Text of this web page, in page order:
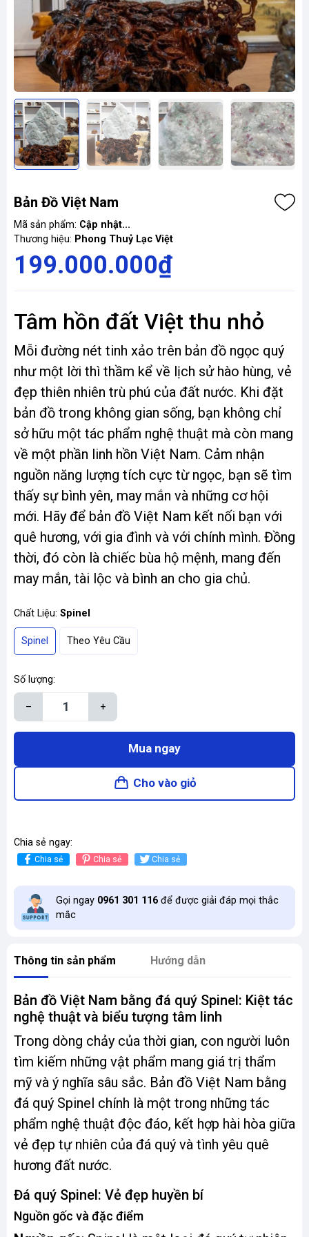
Bản Đồ Việt Nam
Mã sản phẩm: Cập nhật...
Thương hiệu: Phong Thuỷ Lạc Việt
199.000.000₫
Tâm hồn đất Việt thu nhỏ
Mỗi đường nét tinh xảo trên bản đồ ngọc quý
như một lời thì thầm kể về lịch sử hào hùng, vẻ
đẹp thiên nhiên trù phú của đất nước. Khi đặt
bản đồ trong không gian sống, bạn không chỉ
sở hữu một tác phẩm nghệ thuật mà còn mang
về một phần linh hồn Việt Nam. Cảm nhận
nguồn năng lượng tích cực từ ngọc, bạn sẽ tìm
thấy sự bình yên, may mắn và những cơ hội
mới. Hãy để bản đồ Việt Nam kết nối bạn với
quê hương, với gia đình và với chính mình. Đồng
thời, đó còn là chiếc bùa hộ mệnh, mang đến
may mắn, tài lộc và bình an cho gia chủ.
Chất Liệu: Spinel
Spinel Theo Yêu Cầu
Số lượng:
– +
Mua ngay
Cho vào giỏ
Chia sẻ ngay:
Chia sẻ Chia sẻ Chia sẻ
Gọi ngay 0961 301 116 để được giải đáp mọi thắc
mắc
Thông tin sản phẩm Hướng dẫn
Bản đồ Việt Nam bằng đá quý Spinel: Kiệt tác
nghệ thuật và biểu tượng tâm linh
Trong dòng chảy của thời gian, con người luôn
tìm kiếm những vật phẩm mang giá trị thẩm
mỹ và ý nghĩa sâu sắc. Bản đồ Việt Nam bằng
đá quý Spinel chính là một trong những tác
phẩm nghệ thuật độc đáo, kết hợp hài hòa giữa
vẻ đẹp tự nhiên của đá quý và tình yêu quê
hương đất nước.
Đá quý Spinel: Vẻ đẹp huyền bí
Nguồn gốc và đặc điểm